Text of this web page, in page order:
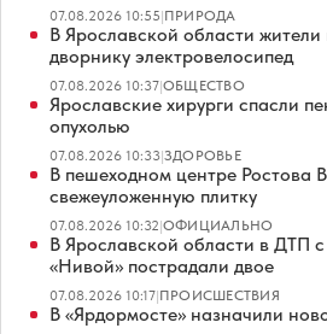
07.08.2026 10:55|ПРИРОДА
В Ярославской области жители
дворнику электровелосипед
07.08.2026 10:37|ОБЩЕСТВО
Ярославские хирурги спасли
опухолью
07.08.2026 10:33|ЗДОРОВЬЕ
В пешеходном центре Ростова
свежеуложенную плитку
07.08.2026 10:32|ОФИЦИАЛЬНО
В Ярославской области в ДТП
«Нивой» пострадали двое
07.08.2026 10:17|ПРОИСШЕСТВИЯ
В «Ярдормосте» назначили